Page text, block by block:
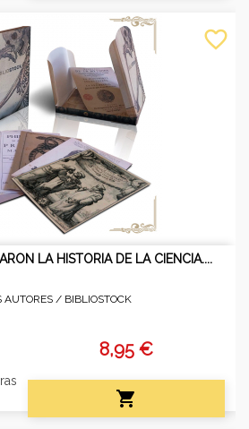
LA HISTORIA DE LA CIENCIA....
AUTORES / BIBLIOSTOCK
8,95 €

favorite_border